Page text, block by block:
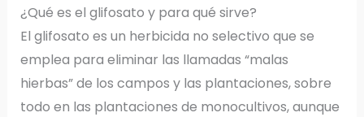
¿Qué es el glifosato y para qué sirve?
El glifosato es un herbicida no selectivo que se
emplea para eliminar las llamadas “malas
hierbas” de los campos y las plantaciones, sobre
todo en las plantaciones de monocultivos, aunque